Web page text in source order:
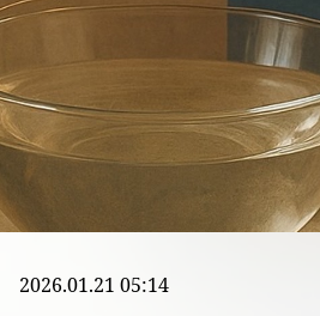
2026.01.21 05:14